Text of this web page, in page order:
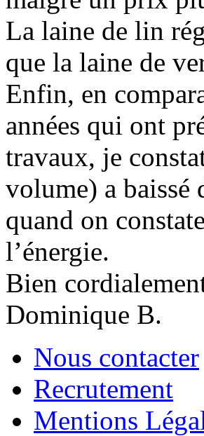
La laine de lin
que la laine de
Enfin, en
années qui ont
travaux, je
volume) a baissé
quand on
l’énergie.
Bien
Dominique B.
Nous contacter
Recrutement
Mentions